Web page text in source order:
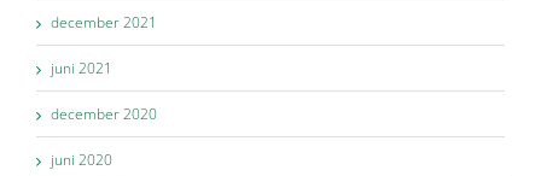
december 2021
juni 2021
december 2020
juni 2020